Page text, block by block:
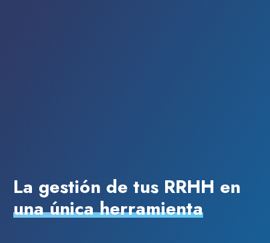
La gestión de tus RRHH en
una única herramienta